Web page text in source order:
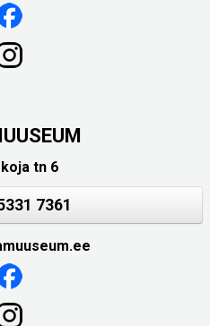
tn 6
7361